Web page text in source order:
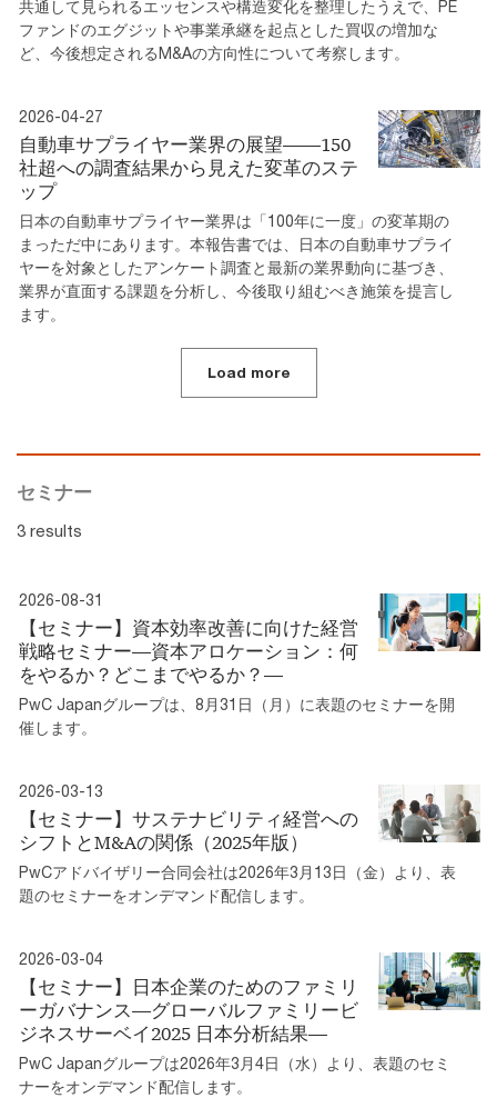
共通して見られるエッセンスや構造変化を整理したうえで、PE
ファンドのエグジットや事業承継を起点とした買収の増加な
ど、今後想定されるM&Aの方向性について考察します。
2026-04-27
自動車サプライヤー業界の展望――150
社超への調査結果から見えた変革のステ
ップ
日本の自動車サプライヤー業界は「100年に一度」の変革期の
まっただ中にあります。本報告書では、日本の自動車サプライ
ヤーを対象としたアンケート調査と最新の業界動向に基づき、
業界が直面する課題を分析し、今後取り組むべき施策を提言し
ます。
Load more
セミナー
3 results
2026-08-31
【セミナー】資本効率改善に向けた経営
戦略セミナー―資本アロケーション：何
をやるか？どこまでやるか？―
PwC Japanグループは、8月31日（月）に表題のセミナーを開
催します。
2026-03-13
【セミナー】サステナビリティ経営への
シフトとM&Aの関係（2025年版）
PwCアドバイザリー合同会社は2026年3月13日（金）より、表
題のセミナーをオンデマンド配信します。
2026-03-04
【セミナー】日本企業のためのファミリ
ーガバナンス―グローバルファミリービ
ジネスサーベイ2025 日本分析結果―
PwC Japanグループは2026年3月4日（水）より、表題のセミ
ナーをオンデマンド配信します。